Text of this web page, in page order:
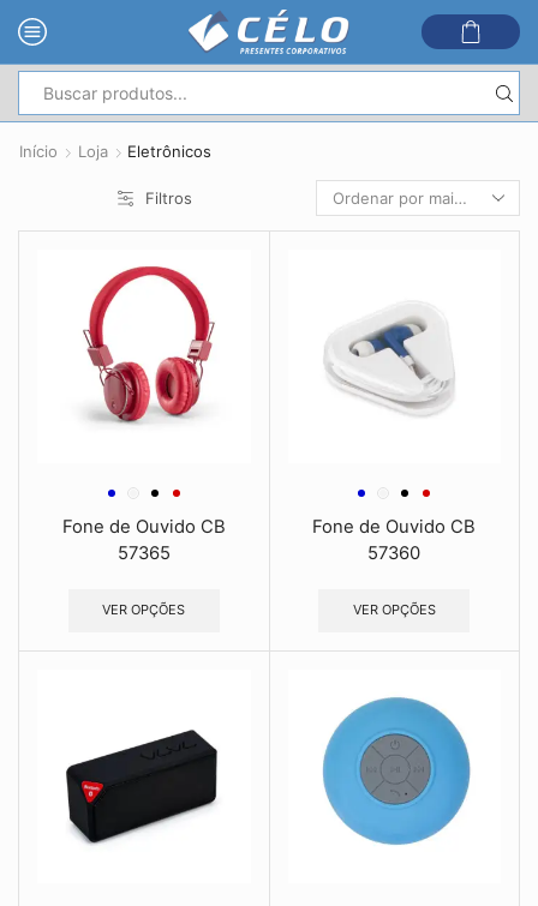
de
Início Loja Eletrônicos
Filtros
Fone de Ouvido CB
57365
VER OPÇÕES
Fone de Ouvido CB
57360
VER OPÇÕES